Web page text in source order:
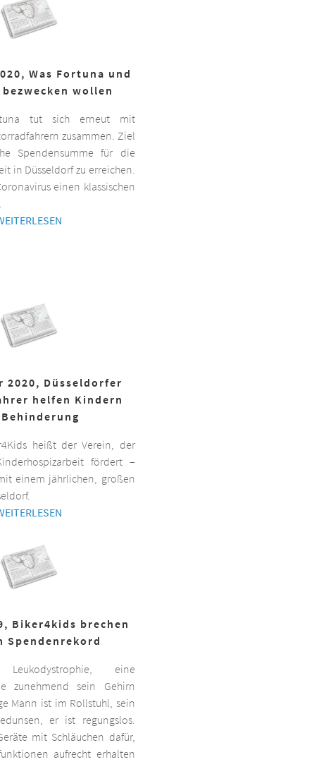
Was Fortuna und
wollen
tut sich erneut mit
zusammen. Ziel
Spendensumme für die
in Düsseldorf zu erreichen.
einen klassischen
2020, Düsseldorfer
helfen Kindern
heißt der Verein, der
fördert –
einem jährlichen, großen
Biker4kids brechen
Spendenrekord
eine
zunehmend sein Gehirn
Mann ist im Rollstuhl, sein
er ist regungslos.
mit Schläuchen dafür,
aufrecht erhalten